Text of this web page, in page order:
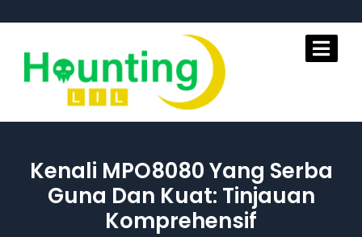
to
content
Kenali MPO8080 Yang Serba
Guna Dan Kuat: Tinjauan
Komprehensif